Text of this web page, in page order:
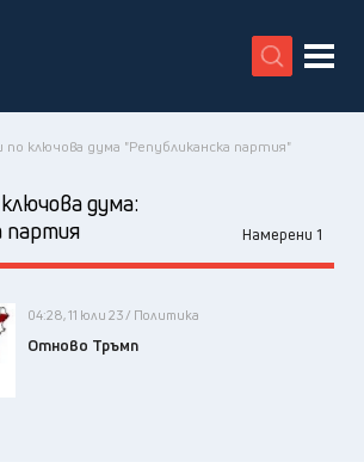
X
ключова дума "Републиканска партия"
дума:
партия
Намерени 1
04:28, 11 юли 23 / Политика
Отново Тръмп